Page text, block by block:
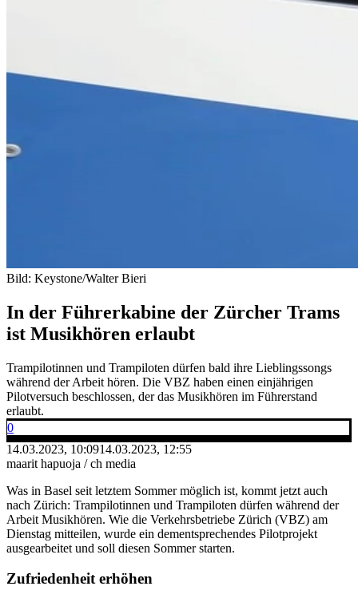
Bild: Keystone/Walter Bieri
In der Führerkabine der Zürcher Trams
ist Musikhören erlaubt
Trampilotinnen und Trampiloten dürfen bald ihre Lieblingssongs
während der Arbeit hören. Die VBZ haben einen einjährigen
Pilotversuch beschlossen, der das Musikhören im Führerstand
erlaubt.
0
14.03.2023, 10:0914.03.2023, 12:55
maarit hapuoja / ch media
Was in Basel seit letztem Sommer möglich ist, kommt jetzt auch
nach Zürich: Trampilotinnen und Trampiloten dürfen während der
Arbeit Musikhören. Wie die Verkehrsbetriebe Zürich (VBZ) am
Dienstag mitteilen, wurde ein dementsprechendes Pilotprojekt
ausgearbeitet und soll diesen Sommer starten.
Zufriedenheit erhöhen